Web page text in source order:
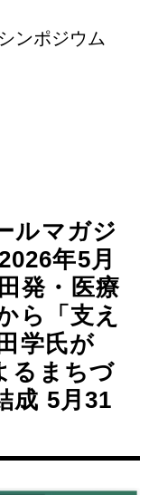
ンポジウム
ルマガジ
年5月
発・医療
ら「支え
学氏が
るまちづ
成 5月31